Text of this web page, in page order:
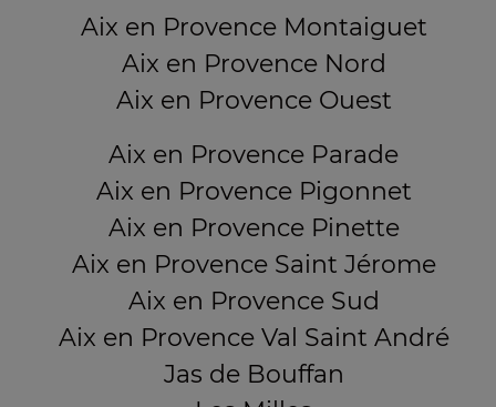
Aix en Provence Montaiguet
Aix en Provence Nord
Aix en Provence Ouest
Aix en Provence Parade
Aix en Provence Pigonnet
Aix en Provence Pinette
Aix en Provence Saint Jérome
Aix en Provence Sud
Aix en Provence Val Saint André
Jas de Bouffan